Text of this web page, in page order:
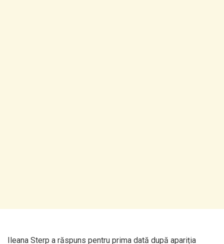
Ileana Sterp a răspuns pentru prima dată după apariția